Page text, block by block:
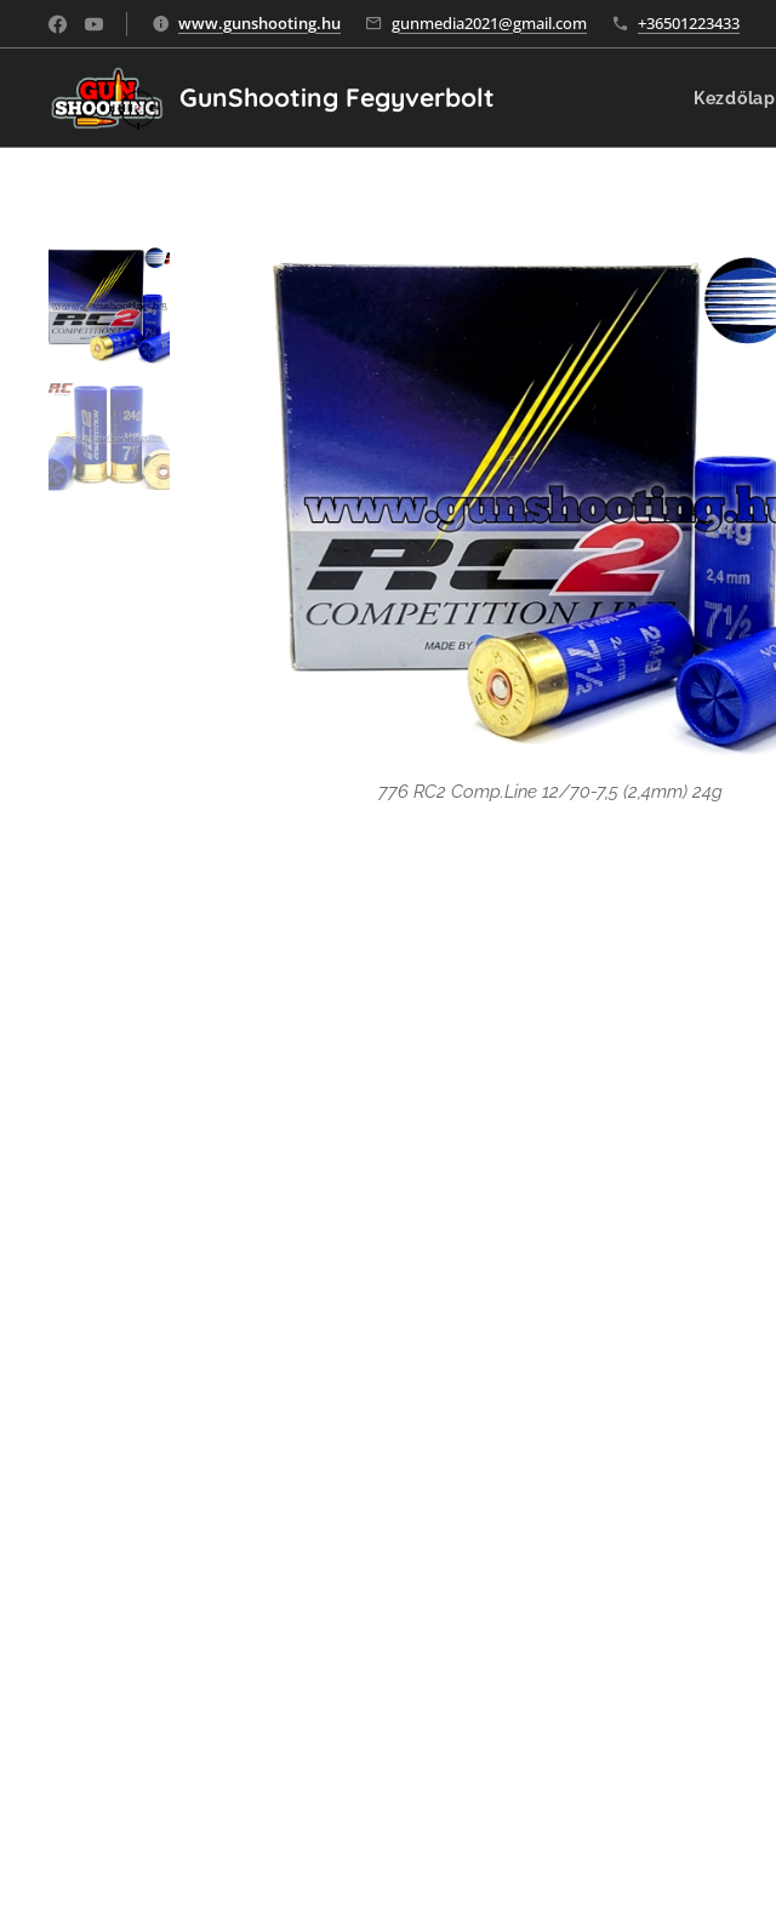
www.gunshooting.hu gunmedia2021@gmail.com +36501223433
GunShooting Fegyverbolt Kezdőlap
776 RC2 Comp.Line 12/70-7,5 (2,4mm) 24g